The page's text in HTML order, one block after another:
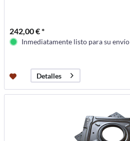
242,00 € *
Inmediatamente listo para su envío
Detalles